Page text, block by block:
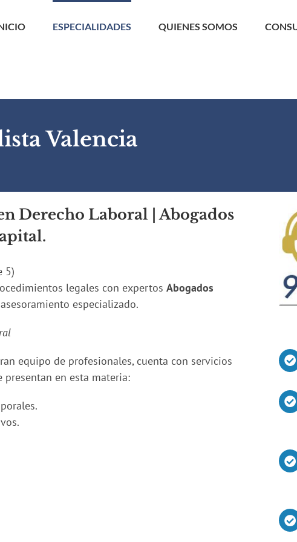
ESPECIALIDADES QUIENES SOMOS
Valencia
Derecho Laboral | Abogados
5)
legales con expertos Abogados
especializado.
equipo de profesionales, cuenta con servicios
en esta materia: